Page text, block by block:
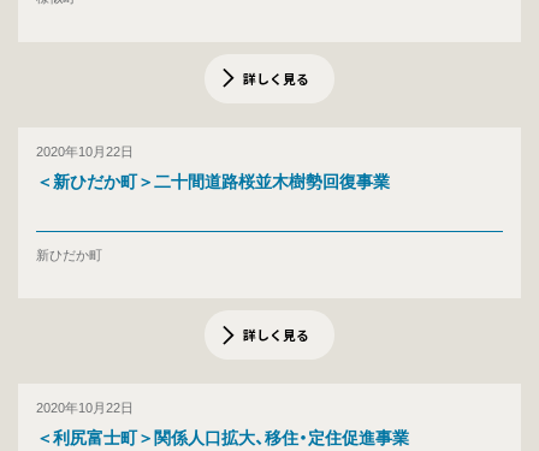
詳しく見る
2020年10月22日
＜新ひだか町＞二十間道路桜並木樹勢回復事業
新ひだか町
詳しく見る
2020年10月22日
＜利尻富士町＞関係人口拡大、移住・定住促進事業